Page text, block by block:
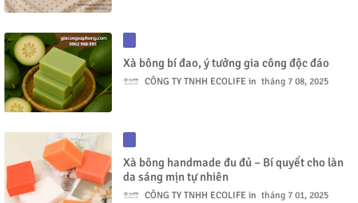
Xà bông bí đao, ý tưởng gia công độc đáo
CÔNG TY TNHH ECOLIFE tháng 7 08, 2025
Xà bông handmade đu đủ – Bí quyết cho làn
da sáng mịn tự nhiên
CÔNG TY TNHH ECOLIFE tháng 7 01, 2025